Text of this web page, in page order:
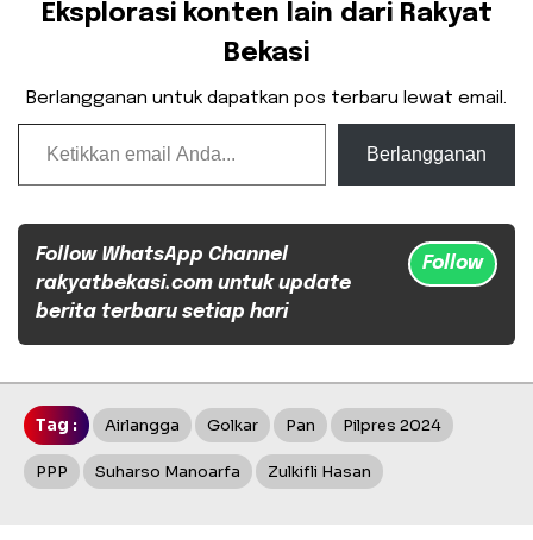
Eksplorasi konten lain dari Rakyat
Bekasi
Berlangganan untuk dapatkan pos terbaru lewat email.
Ketikkan email Anda...
Berlangganan
Follow WhatsApp Channel
rakyatbekasi.com untuk update
berita terbaru setiap hari
Follow
Tag : Airlangga Golkar Pan Pilpres 2024
PPP Suharso Manoarfa Zulkifli Hasan